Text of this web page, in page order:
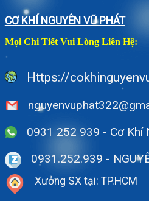
CƠ KHÍ NGUYÊN VŨ PHÁT
Mọi Chi Tiết Vui Lòng Liên Hệ:
Https://
0931 252 939 - Cơ Khí
0931.252.939 -
Xưởng SX tại: TP.HCM